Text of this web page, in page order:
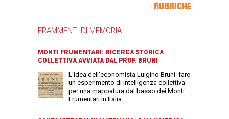
RUBRICHE
FRAMMENTI DI MEMORIA
MONTI FRUMENTARI: RICERCA STORICA
COLLETTIVA AVVIATA DAL PROF. BRUNI
L'idea dell'economista Luigino Bruni: fare
un esperimento di intelligenza collettiva
per una mappatura dal basso dei Monti
Frumentari in Italia